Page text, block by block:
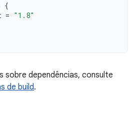
{
= "1.8"
sobre dependências, consulte
de build.